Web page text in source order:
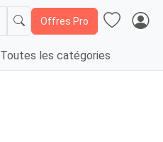
Offres Pro
Toutes les catégories